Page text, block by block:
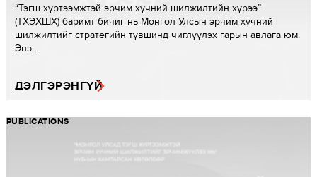
“Тэгш хүртээмжтэй эрчим хүчний шилжилтийн хүрээ”
(ТХЭХШХ) баримт бичиг нь Монгол Улсын эрчим хүчний
шилжилтийг стратегийн түвшинд чиглүүлэх гарын авлага юм.
Энэ...
ДЭЛГЭРЭНГҮЙ
PUBLICATIONS